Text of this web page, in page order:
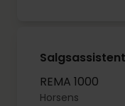
REMA 1000
Horsens